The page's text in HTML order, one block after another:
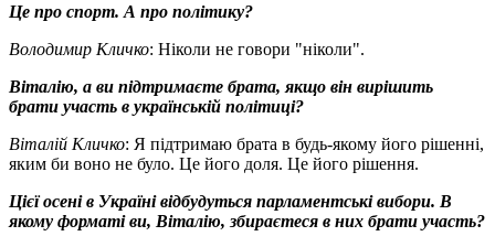
Це про спорт. А про політику?
Володимир Кличко: Ніколи не говори "ніколи".
Віталію, а ви підтримаєте брата, якщо він вирішить
брати участь в українській політиці?
Віталій Кличко: Я підтримаю брата в будь-якому його рішенні,
яким би воно не було. Це його доля. Це його рішення.
Цієї осені в Україні відбудуться парламентські вибори. В
якому форматі ви, Віталію, збираєтеся в них брати участь?